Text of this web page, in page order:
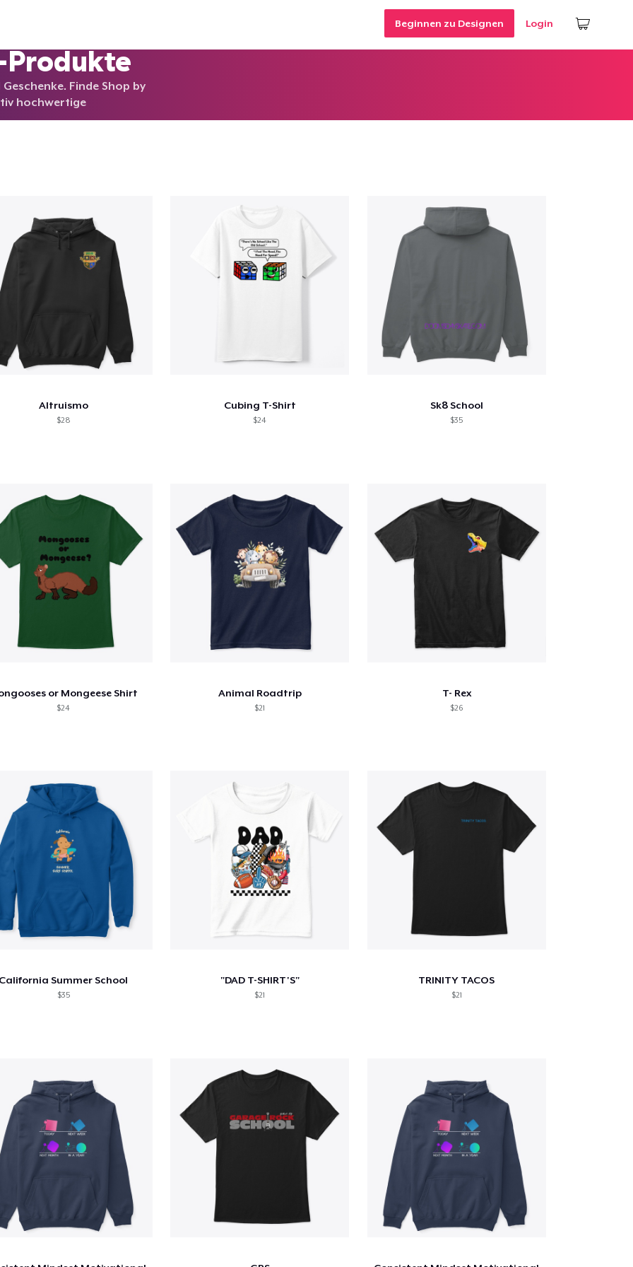
Beginnen zu Designen Login
Produkte
Finde Shop by
hochwertige
Altruismo
$28
Cubing T-Shirt
$24
Sk8 School
$35
or Mongeese Shirt
$24
Animal Roadtrip
$21
T- Rex
$26
Summer School
$35
"DAD T-SHIRT'S"
$21
TRINITY TACOS
$21